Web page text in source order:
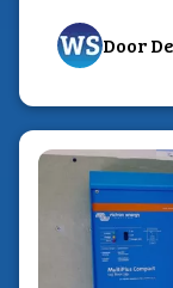
volledige
Door